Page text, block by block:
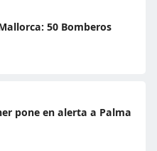
50 Bomberos
pone en alerta a Palma